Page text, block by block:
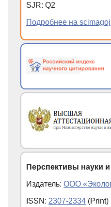
SJR: Q2
Подробнее на
Перспективы науки
Издатель: ООО
ISSN: 2307-2334 (Print)